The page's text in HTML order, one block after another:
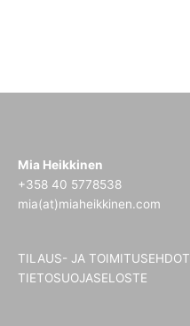
Mia Heikkinen
+358 40 5778538
mia(at)miaheikkinen.com
TILAUS- JA TOIMITUSEHDOT
TIETOSUOJASELOSTE